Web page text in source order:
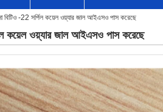
বিটিও -22 সর্পিল কয়েল ওয়্যার জাল আইএসও পাস করেছে
কয়েল ওয়্যার জাল আইএসও পাস করেছে